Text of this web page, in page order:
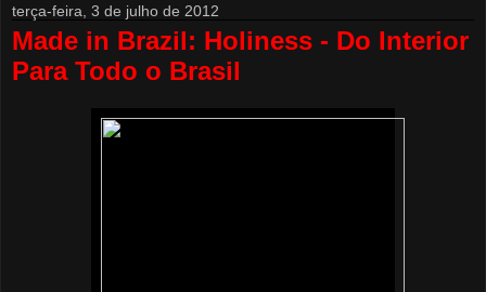
terça-feira, 3 de julho de 2012
Made in Brazil: Holiness - Do Interior
Para Todo o Brasil